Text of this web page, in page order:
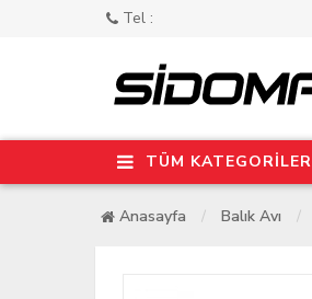
Tel :
TÜM KATEGORİLER
Anasayfa Balık Avı